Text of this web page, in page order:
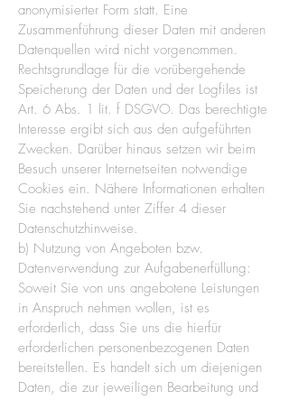
anonymisierter Form statt. Eine
Zusammenführung dieser Daten mit anderen
Datenquellen wird nicht vorgenommen.
Rechtsgrundlage für die vorübergehende
Speicherung der Daten und der Logfiles ist
Art. 6 Abs. 1 lit. f DSGVO. Das berechtigte
Interesse ergibt sich aus den aufgeführten
Zwecken. Darüber hinaus setzen wir beim
Besuch unserer Internetseiten notwendige
Cookies ein. Nähere Informationen erhalten
Sie nachstehend unter Ziffer 4 dieser
Datenschutzhinweise.
b) Nutzung von Angeboten bzw.
Datenverwendung zur Aufgabenerfüllung:
Soweit Sie von uns angebotene Leistungen
in Anspruch nehmen wollen, ist es
erforderlich, dass Sie uns die hierfür
erforderlichen personenbezogenen Daten
bereitstellen. Es handelt sich um diejenigen
Daten, die zur jeweiligen Bearbeitung und